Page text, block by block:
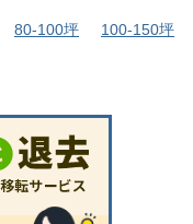
80-100坪 100-150坪